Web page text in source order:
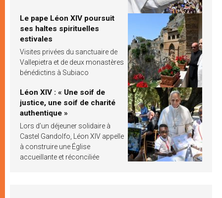
Le pape Léon XIV poursuit
ses haltes spirituelles
estivales
Visites privées du sanctuaire de
Vallepietra et de deux monastères
bénédictins à Subiaco
Léon XIV : « Une soif de
justice, une soif de charité
authentique »
Lors d’un déjeuner solidaire à
Castel Gandolfo, Léon XIV appelle
à construire une Église
accueillante et réconciliée